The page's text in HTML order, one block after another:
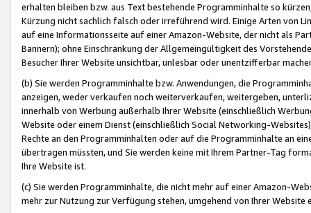
erhalten bleiben bzw. aus Text bestehende Programminhalte so
Kürzung nicht sachlich falsch oder irreführend wird. Einige Arten von
auf eine Informationsseite auf einer Amazon-Website, der nicht als
Bannern); ohne Einschränkung der Allgemeingültigkeit des
Besucher Ihrer Website unsichtbar, unlesbar oder unentzifferbar
(b) Sie werden Programminhalte bzw. Anwendungen, die
anzeigen, weder verkaufen noch weiterverkaufen, weitergeben,
innerhalb von Werbung außerhalb Ihrer Website (einschließlich
Website oder einem Dienst (einschließlich Social Networking-
Rechte an den Programminhalten oder auf die Programminhalte an
übertragen müssten, und Sie werden keine mit Ihrem Partner-Tag
Ihre Website ist.
(c) Sie werden Programminhalte, die nicht mehr auf einer Amazon-
mehr zur Nutzung zur Verfügung stehen, umgehend von Ihrer